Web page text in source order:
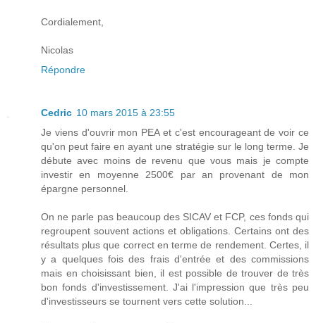
Cordialement,
Nicolas
Répondre
Cedric 10 mars 2015 à 23:55
Je viens d'ouvrir mon PEA et c'est encourageant de voir ce
qu'on peut faire en ayant une stratégie sur le long terme. Je
débute avec moins de revenu que vous mais je compte
investir en moyenne 2500€ par an provenant de mon
épargne personnel.
On ne parle pas beaucoup des SICAV et FCP, ces fonds qui
regroupent souvent actions et obligations. Certains ont des
résultats plus que correct en terme de rendement. Certes, il
y a quelques fois des frais d'entrée et des commissions
mais en choisissant bien, il est possible de trouver de très
bon fonds d'investissement. J'ai l'impression que très peu
d'investisseurs se tournent vers cette solution...